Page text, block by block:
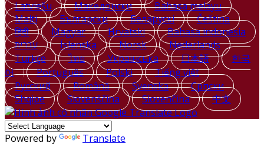
Latviešu
Македонски
Bahasa melayu
Malti
Български Беларускі
Čeština
हिंदी
Magyar Hrvatski
Bahasa indonesia
עברית
Íslenska Norsk
Nederlands
Türkçe
ไทย Українська 日本語
한국
어
Português Polski
Tiếng việt
Русский
Română Svenska
Српски
Shqipe
Slovenščina Slovenčina 中文
Powered by Translate